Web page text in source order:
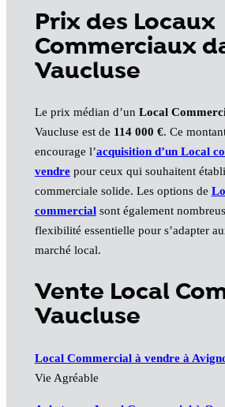
Prix des Locaux
Commerciaux
Vaucluse
Le prix médian d’un Local
Vaucluse est de 114 000 €. Ce
encourage l’acquisition d’un Local
vendrepour ceux qui souhaitent
commerciale solide. Les options de
commercialsont également
flexibilité essentielle pour s’adapter
marché local.
Vente Local
Vaucluse
Local Commercial à vendre à
Vie Agréable